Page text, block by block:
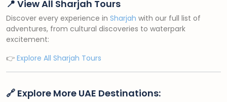
📍 View All Sharjah Tours
Discover every experience in Sharjah with our full list of
adventures, from cultural discoveries to waterpark
excitement:
👉 Explore All Sharjah Tours
🔗 Explore More UAE Destinations: